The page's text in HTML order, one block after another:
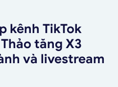
kênh TikTok
tăng X3
và livestream